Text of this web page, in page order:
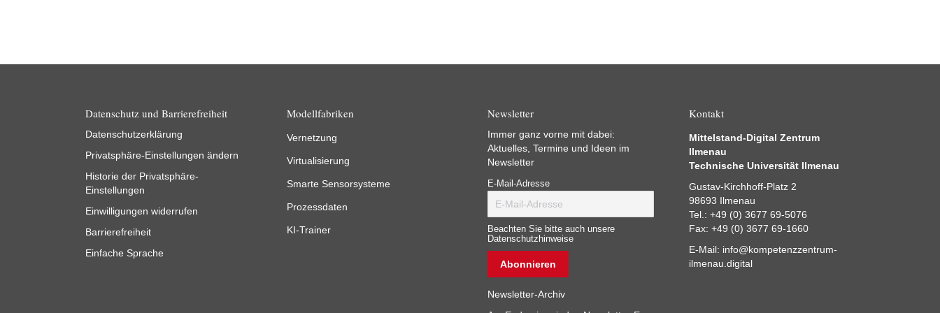
Datenschutz und Barrierefreiheit
Datenschutzerklärung
Privatsphäre-Einstellungen ändern
Historie der Privatsphäre-
Einstellungen
Einwilligungen widerrufen
Barrierefreiheit
Einfache Sprache
Modellfabriken
Vernetzung
Virtualisierung
Smarte Sensorsysteme
Prozessdaten
KI-Trainer
Newsletter
Immer ganz vorne mit dabei:
Aktuelles, Termine und Ideen im
Newsletter
E-Mail-Adresse
Beachten Sie bitte auch unsere
Datenschutzhinweise
Newsletter-Archiv
Kontakt
Mittelstand-Digital Zentrum
Ilmenau
Technische Universität Ilmenau
Gustav-Kirchhoff-Platz 2
98693 Ilmenau
Tel.: +49 (0) 3677 69-5076
Fax: +49 (0) 3677 69-1660
E-Mail: info@kompetenzzentrum-
ilmenau.digital